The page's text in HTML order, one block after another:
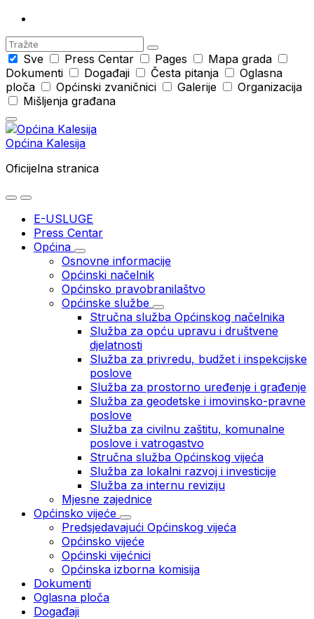
Search
Sve
Press Centar Pages
Mapa grada
Dokumenti
Događaji Česta pitanja
Oglasna
ploča
Općinski zvaničnici Galerije
Organizacija
Mišljenja građana
Općina Kalesija
Oficijelna stranica
E-USLUGE
Press Centar
Općina
Osnovne informacije
Općinski načelnik
Općinsko pravobranilaštvo
Općinske službe
Stručna služba Općinskog načelnika
Služba za opću upravu i društvene
djelatnosti
Služba za privredu, budžet i inspekcijske
poslove
Služba za prostorno uređenje i građenje
Služba za geodetske i imovinsko-pravne
poslove
Služba za civilnu zaštitu, komunalne
poslove i vatrogastvo
Stručna služba Općinskog vijeća
Služba za lokalni razvoj i investicije
Služba za internu reviziju
Mjesne zajednice
Općinsko vijeće
Predsjedavajući Općinskog vijeća
Općinsko vijeće
Općinski vijećnici
Općinska izborna komisija
Dokumenti
Oglasna ploča
Događaji